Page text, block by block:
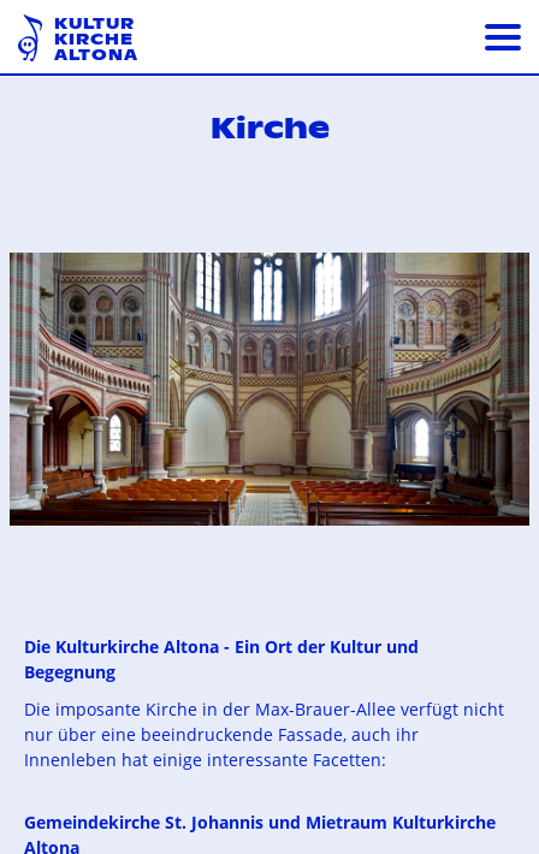
KULTUR
KIRCHE
ALTONA
Kirche
Die Kulturkirche Altona - Ein Ort der Kultur und
Begegnung
Die imposante Kirche in der Max-Brauer-Allee verfügt nicht
nur über eine beeindruckende Fassade, auch ihr
Innenleben hat einige interessante Facetten:
Gemeindekirche St. Johannis und Mietraum Kulturkirche
Altona